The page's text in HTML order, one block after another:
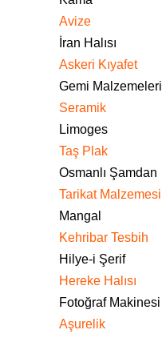
Avize
İran Halısı
Askeri Kıyafet
Gemi Malzemeleri
Seramik
Limoges
Taş Plak
Osmanlı Şamdan
Tarikat Malzemesi
Mangal
Kehribar Tesbih
Hilye-i Şerif
Hereke Halısı
Fotoğraf Makinesi
Aşurelik